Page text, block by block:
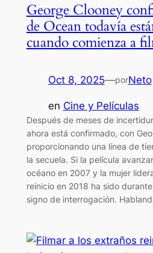
George Clooney
de Ocean todavía
cuando comienza a
Oct 8, 2025—porNeto
en Cine y Películas
Después de meses de
ahora está confirmado, con
proporcionando una línea de
la secuela. Si la película
océano en 2007 y la mujer
reinicio en 2018 ha sido
signo de interrogación.